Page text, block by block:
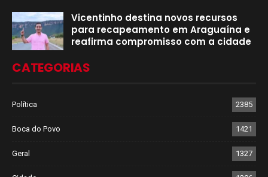
Vicentinho destina novos recursos
para recapeamento em Araguaína e
reafirma compromisso com a cidade
CATEGORIAS
Política 2385
Boca do Povo 1421
Geral 1327